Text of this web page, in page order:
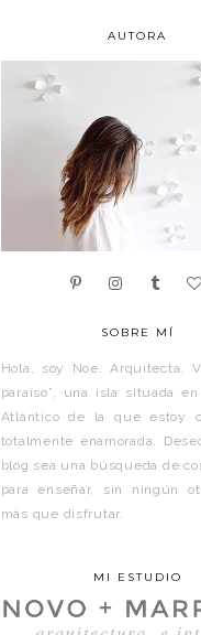
AUTORA
SOBRE MÍ
Hola, soy Noe. Arquitecta.
paraíso”, una isla situada
Atlántico de la que estoy
totalmente enamorada.
blog sea una búsqueda de
para enseñar, sin ningún
más que disfrutar.
MI ESTUDIO